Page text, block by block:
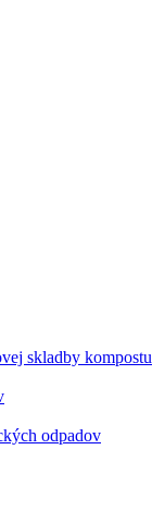
skladby kompostu
odpadov